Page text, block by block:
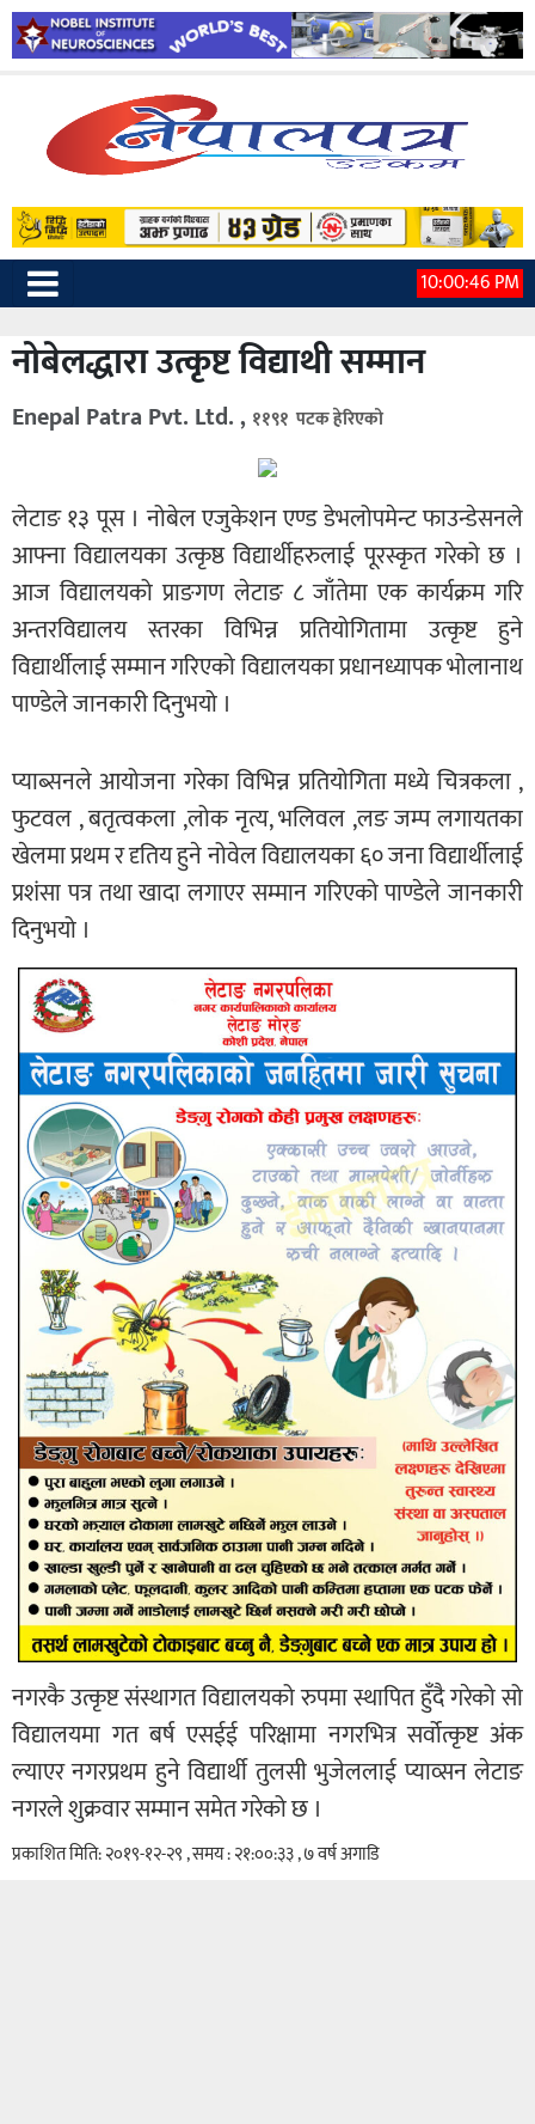
10:00:48 PM
नोबेलद्धारा उत्कृष्ट विद्याथी सम्मान
Enepal Patra Pvt. Ltd. , ११९१ पटक हेरिएको
लेटाङ १३ पूस । नोबेल एजुकेशन एण्ड डेभलोपमेन्ट फाउन्डेसनले
आफ्ना विद्यालयका उत्कृष्ठ विद्यार्थीहरुलाई पूरस्कृत गरेको छ ।
आज विद्यालयको प्राङगण लेटाङ ८ जाँतेमा एक कार्यक्रम गरि
अन्तरविद्यालय स्तरका विभिन्न प्रतियोगितामा उत्कृष्ट हुने
विद्यार्थीलाई सम्मान गरिएको विद्यालयका प्रधानध्यापक भोलानाथ
पाण्डेले जानकारी दिनुभयो ।
प्याब्सनले आयोजना गरेका विभिन्न प्रतियोगिता मध्ये चित्रकला ,
फुटवल , बतृत्वकला ,लोक नृत्य, भलिवल ,लङ जम्प लगायतका
खेलमा प्रथम र दृतिय हुने नोवेल विद्यालयका ६० जना विद्यार्थीलाई
प्रशंसा पत्र तथा खादा लगाएर सम्मान गरिएको पाण्डेले जानकारी
दिनुभयो ।
नगरकै उत्कृष्ट संस्थागत विद्यालयको रुपमा स्थापित हुँदै गरेको सो
विद्यालयमा गत बर्ष एसईई परिक्षामा नगरभित्र सर्वोत्कृष्ट अंक
ल्याएर नगरप्रथम हुने विद्यार्थी तुलसी भुजेललाई प्याव्सन लेटाङ
नगरले शुक्रवार सम्मान समेत गरेको छ ।
प्रकाशित मिति: २०१९-१२-२९ , समय : २१:००:३३ , ७ वर्ष अगाडि